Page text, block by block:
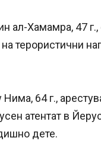
ал-Хамамра, 47 г.,
терористични
64 г.,
атентат в
дете.